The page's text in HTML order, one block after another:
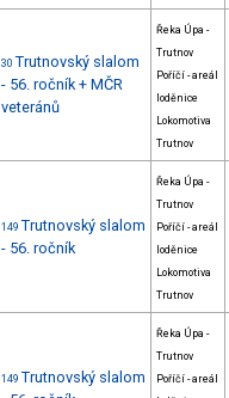
30 Trutnovský slalom
- 56. ročník + MČR
veteránů
Řeka Úpa -
Trutnov
Poříčí - areál
loděnice
Lokomotiva
Trutnov
149 Trutnovský slalom
- 56. ročník
Řeka Úpa -
Trutnov
Poříčí - areál
loděnice
Lokomotiva
Trutnov
149 Trutnovský slalom
Řeka Úpa -
Trutnov
Poříčí - areál